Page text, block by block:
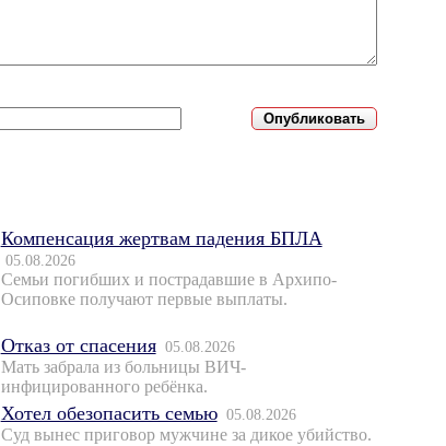
Компенсация жертвам падения БПЛА
05.08.2026
Семьи погибших и пострадавшие в Архипо-
Осиповке получают первые выплаты.
Отказ от спасения 05.08.2026
Мать забрала из больницы ВИЧ-
инфицированного ребёнка.
Хотел обезопасить семью 05.08.2026
Суд вынес приговор мужчине за дикое убийство.